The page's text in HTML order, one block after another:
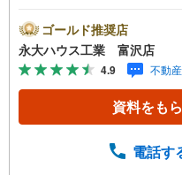
ちらでは当社の強み
な不動産知識＞戸建
不動産を取り扱って
子育て環境や行政な
良い物件選びをし
て頂きます。2.＜
様々なご質問はも
ゴールド推奨店
永大ハウス工業 富沢店
4.9 不動
資料をも
電話す